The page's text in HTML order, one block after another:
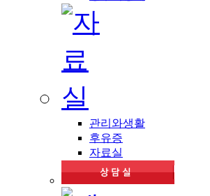
관리와생활
후유증
자료실